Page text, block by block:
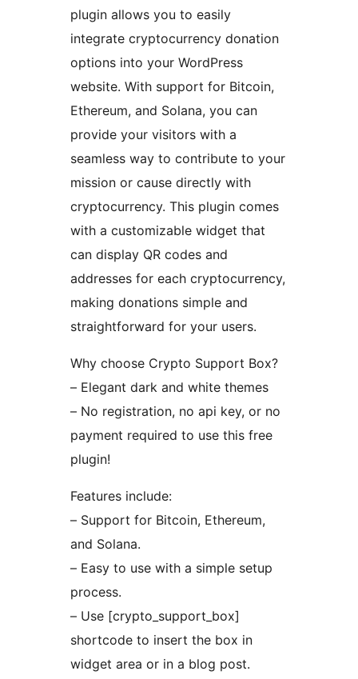
plugin allows you to easily
integrate cryptocurrency donation
options into your WordPress
website. With support for Bitcoin,
Ethereum, and Solana, you can
provide your visitors with a
seamless way to contribute to your
mission or cause directly with
cryptocurrency. This plugin comes
with a customizable widget that
can display QR codes and
addresses for each cryptocurrency,
making donations simple and
straightforward for your users.
Why choose Crypto Support Box?
– Elegant dark and white themes
– No registration, no api key, or no
payment required to use this free
plugin!
Features include:
– Support for Bitcoin, Ethereum,
and Solana.
– Easy to use with a simple setup
process.
– Use [crypto_support_box]
shortcode to insert the box in
widget area or in a blog post.